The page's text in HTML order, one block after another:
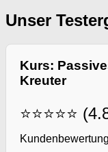
Unser
Kurs:
Kreuter
⭐⭐⭐⭐⭐